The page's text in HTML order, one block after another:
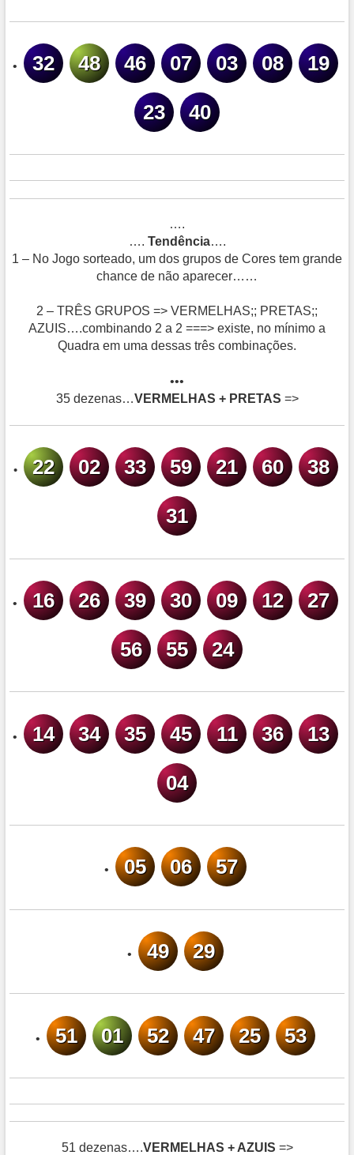
• 32 48 46 07 03 08 19
23 40
….
…. Tendência….
1 – No Jogo sorteado, um dos grupos de Cores tem grande
chance de não aparecer……
2 – TRÊS GRUPOS => VERMELHAS;; PRETAS;;
AZUIS….combinando 2 a 2 ===> existe, no mínimo a
Quadra em uma dessas três combinações.
•••
35 dezenas…VERMELHAS + PRETAS =>
• 22 02 33 59 21 60 38
31
• 16 26 39 30 09 12 27
56 55 24
• 14 34 35 45 11 36 13
04
• 05 06 57
• 49 29
• 51 01 52 47 25 53
51 dezenas….VERMELHAS + AZUIS =>